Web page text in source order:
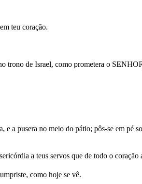
teu coração.
trono de Israel, como prometera o
a pusera no meio do pátio; pôs-se em pé
a teus servos que de todo o coração
como hoje se vê.